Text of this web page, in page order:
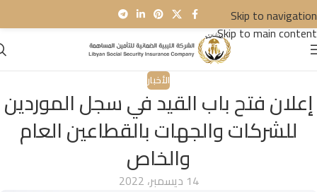
Skip to navigation
Skip to main content
الأخبار
إعلان فتح باب القيد في سجل الموردين
للشركات والجهات بالقطاعين العام
والخاص
14 ديسمبر، 2022